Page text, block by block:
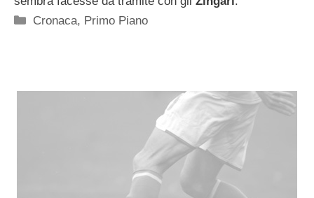
Categorie
Cronaca, Primo Piano